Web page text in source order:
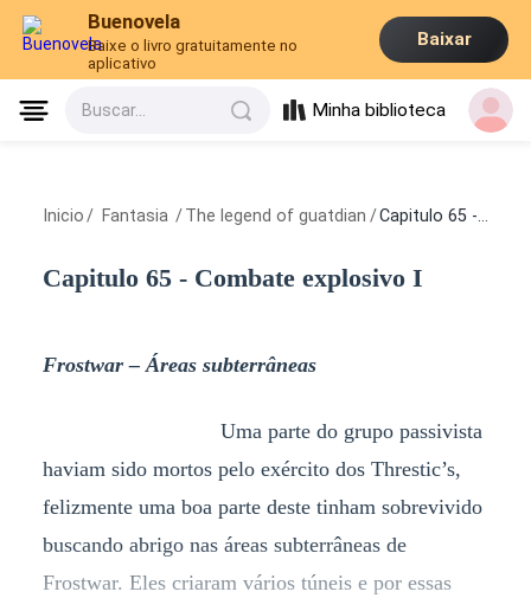
Buenovela
Baixe o livro gratuitamente no
aplicativo
Baixar
Buscar... Minha biblioteca
Inicio / Fantasia /The legend of guatdian /Capitulo 65 - Combate explosivo I
Capitulo 65 - Combate explosivo I
Frostwar – Áreas subterrâneas
Uma parte do grupo passivista
haviam sido mortos pelo exército dos Threstic’s,
felizmente uma boa parte deste tinham sobrevivido
buscando abrigo nas áreas subterrâneas de
Frostwar. Eles criaram vários túneis e por essas